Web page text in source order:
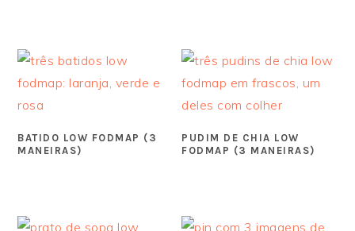
BATIDO LOW FODMAP (3
MANEIRAS)
PUDIM DE CHIA LOW
FODMAP (3 MANEIRAS)